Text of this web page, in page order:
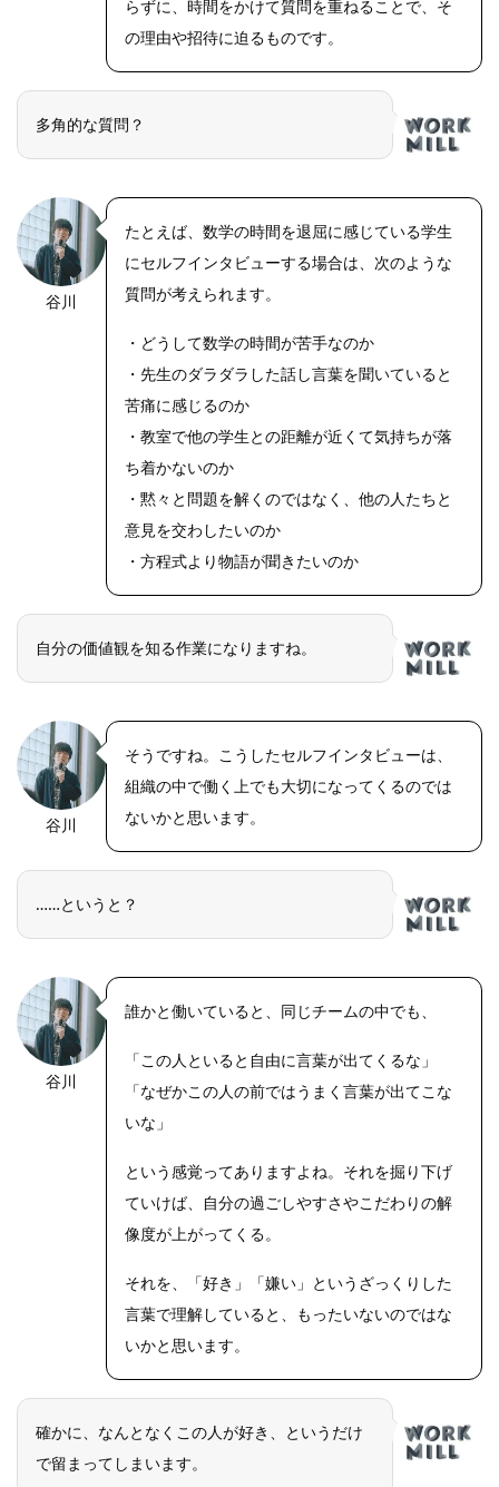
らずに、時間をかけて質問を重ねることで、そ
の理由や招待に迫るものです。
多角的な質問？
谷川
たとえば、数学の時間を退屈に感じている学生
にセルフインタビューする場合は、次のような
質問が考えられます。
・どうして数学の時間が苦手なのか
・先生のダラダラした話し言葉を聞いていると
苦痛に感じるのか
・教室で他の学生との距離が近くて気持ちが落
ち着かないのか
・黙々と問題を解くのではなく、他の人たちと
意見を交わしたいのか
・方程式より物語が聞きたいのか
自分の価値観を知る作業になりますね。
谷川
そうですね。こうしたセルフインタビューは、
組織の中で働く上でも大切になってくるのでは
ないかと思います。
……というと？
谷川
誰かと働いていると、同じチームの中でも、
「この人といると自由に言葉が出てくるな」
「なぜかこの人の前ではうまく言葉が出てこな
いな」
という感覚ってありますよね。それを掘り下げ
ていけば、自分の過ごしやすさやこだわりの解
像度が上がってくる。
それを、「好き」「嫌い」というざっくりした
言葉で理解していると、もったいないのではな
いかと思います。
確かに、なんとなくこの人が好き、というだけ
で留まってしまいます。